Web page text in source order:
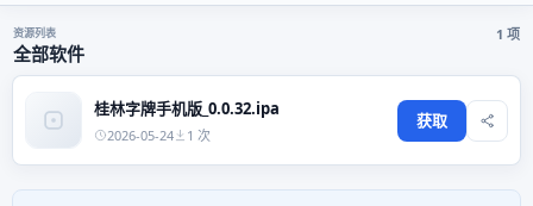
资源列表
全部软件
1 项
桂林字牌手机版_0.0.32.ipa
2026-05-24 1 次
获取